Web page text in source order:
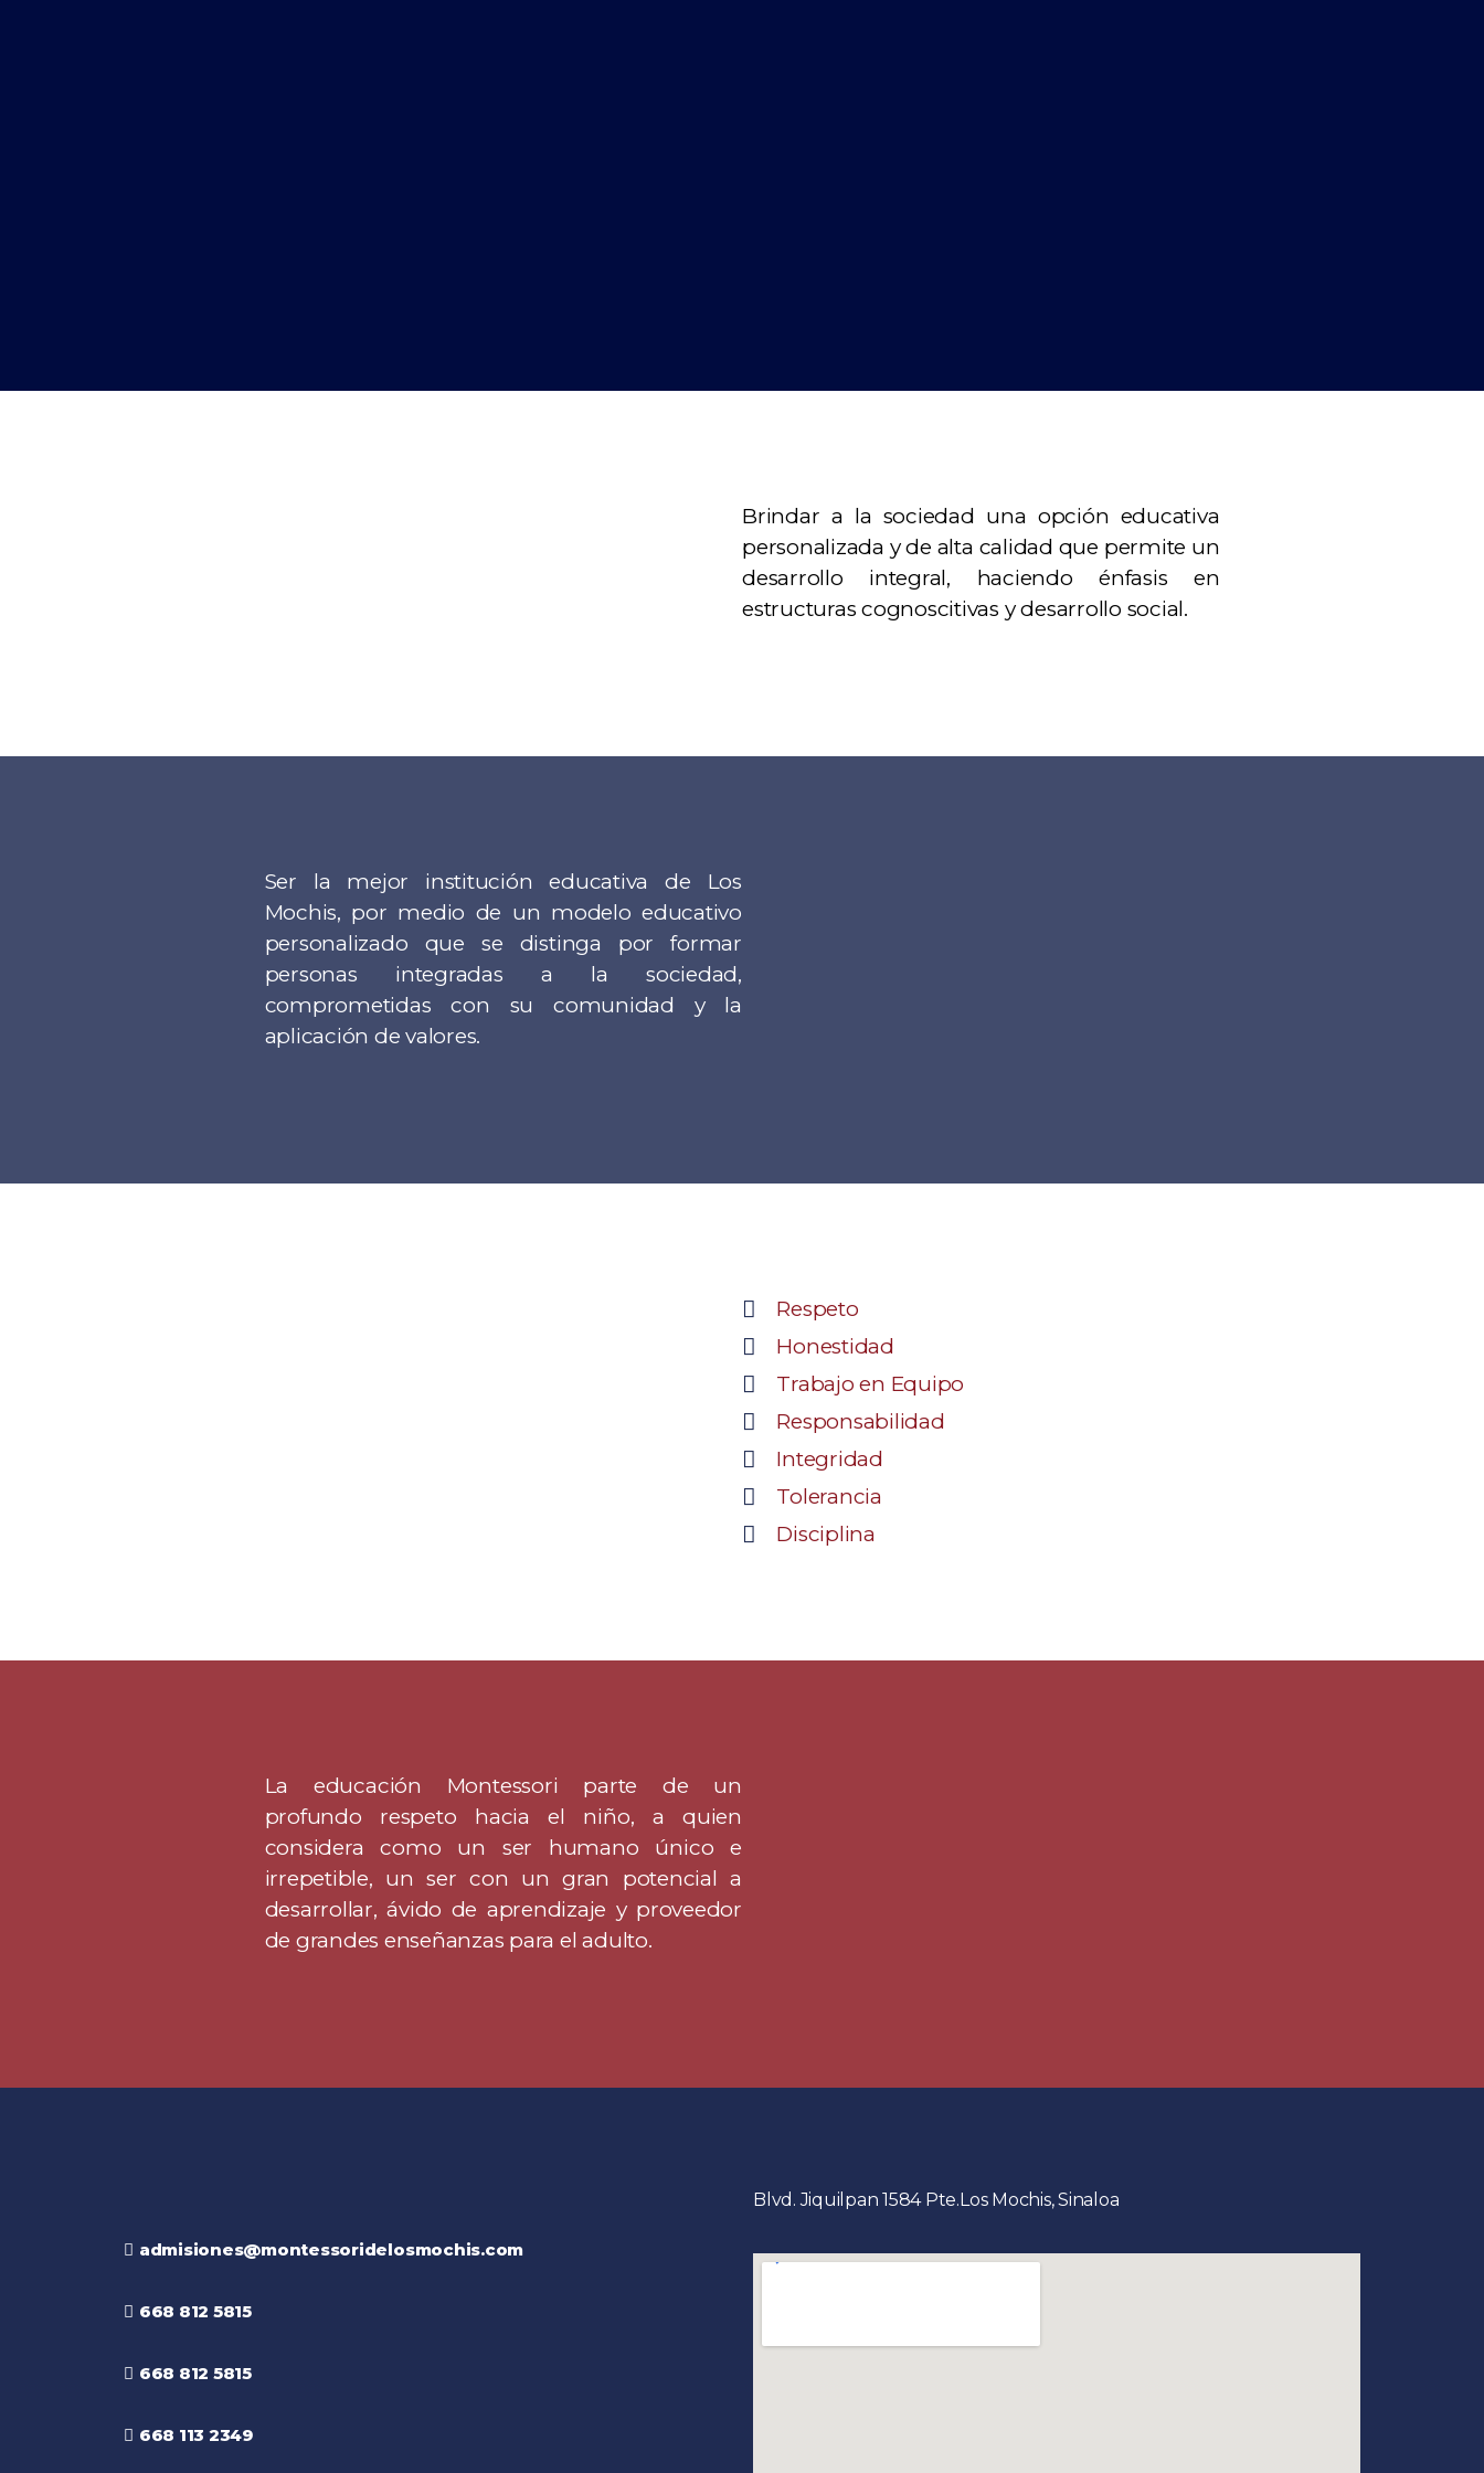
Brindar a la sociedad una opción educativa
personalizada y de alta calidad que permite un
desarrollo integral, haciendo énfasis en
estructuras cognoscitivas y desarrollo social.
Ser la mejor institución educativa de Los
Mochis, por medio de un modelo educativo
personalizado que se distinga por formar
personas integradas a la sociedad,
comprometidas con su comunidad y la
aplicación de valores.
Respeto
Honestidad
Trabajo en Equipo
Responsabilidad
Integridad
Tolerancia
Disciplina
La educación Montessori parte de un
profundo respeto hacia el niño, a quien
considera como un ser humano único e
irrepetible, un ser con un gran potencial a
desarrollar, ávido de aprendizaje y proveedor
de grandes enseñanzas para el adulto.
admisiones@montessoridelosmochis.com
668 812 5815
668 812 5815
668 113 2349
Blvd. Jiquilpan 1584 Pte.Los Mochis, Sinaloa